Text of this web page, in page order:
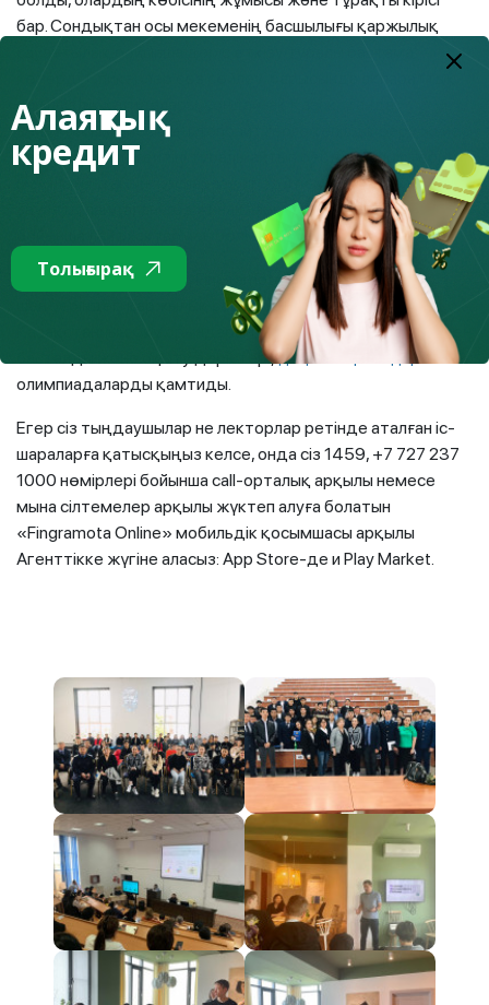
бар. Сондықтан осы мекеменің басшылығы қаржылық
қауіпсіздік қағидалары, сондай-ақ Қазақстанда
зейнетақы жүйесі мен депозиттерге кепілдік беру жүйесі
қалай жұмыс істейтіні туралы айтып берді, өз кірістері
мен шығыстарын жоспарлау, кредит сияқты құралды
сауатты пайдалану, өз жинақтарын инвестициялау
бойынша лайфхактармен бөлісті.
Естеріңізге сала кетейік
, FinGramota.kz жобасының
шеңберіндегі қаржылық сауаттылық апталықтары
Қазақстанның оқу орындарында 2022 жылғы 20 сәуірден
басталды және оқыту дәрістері,дөңгелек үстелдермен
олимпиадаларды қамтиды.
Егер сіз тыңдаушылар не лекторлар ретінде аталған іс-
шараларға қатысқыңыз келсе, онда сіз 1459, +7 727 237
1000 нөмірлері бойынша call-орталық арқылы немесе
мына сілтемелер арқылы жүктеп алуға болатын
«Fingramota Online» мобильдік қосымшасы арқылы
Агенттікке жүгіне аласыз: App Store-де и Play Market.
Алаяқтық
кредит
Толығырақ